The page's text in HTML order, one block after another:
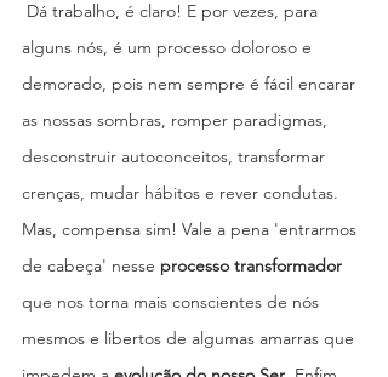
alguns nós, é um processo doloroso e
demorado, pois nem sempre é fácil encarar
as nossas sombras, romper paradigmas,
desconstruir autoconceitos, transformar
crenças, mudar hábitos e rever condutas.
Mas, compensa sim! Vale a pena 'entrarmos
de cabeça' nesse processo transformador
que nos torna mais conscientes de nós
mesmos e libertos de algumas amarras que